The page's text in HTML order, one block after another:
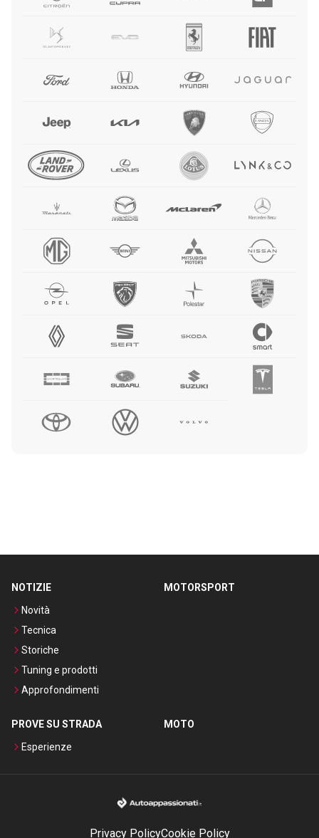
NOTIZIE
Novità
Tecnica
Storiche
Tuning e prodotti
Approfondimenti
MOTORSPORT
PROVE SU STRADA
Esperienze
MOTO
Privacy PolicyCookie Policy